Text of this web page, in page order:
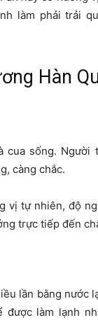
làm phải trải
Hàn
sống. Người
càng chắc.
vị tự nhiên, độ
trực tiếp đến
lần bằng nước
làm lạnh